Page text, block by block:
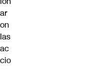
ar
on
las
ac
cio